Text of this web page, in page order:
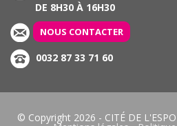
DE 8H30 À 16H30
NOUS CONTACTER
0032 87 33 71 60
© Copyright 2026 - CITÉ DE